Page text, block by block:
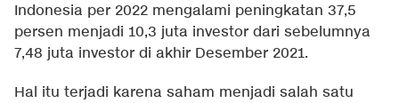
Indonesia per 2022 mengalami peningkatan 37,5
persen menjadi 10,3 juta investor dari sebelumnya
7,48 juta investor di akhir Desember 2021.
Hal itu terjadi karena saham menjadi salah satu